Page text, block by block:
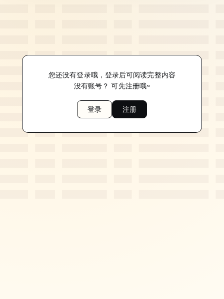
您还没有登录哦，登录后可阅读完整内容
没有账号？ 可先注册哦~
登录 注册